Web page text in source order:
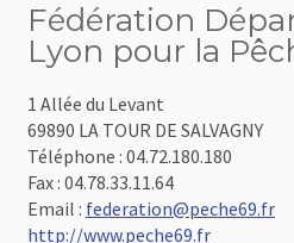
Fédération
Lyon pour la
1 Allée du Levant
69890 LA TOUR DE SALVAGNY
Téléphone : 04.72.180.180
Fax : 04.78.33.11.64
Email : federation@peche69.fr
http://www.peche69.fr